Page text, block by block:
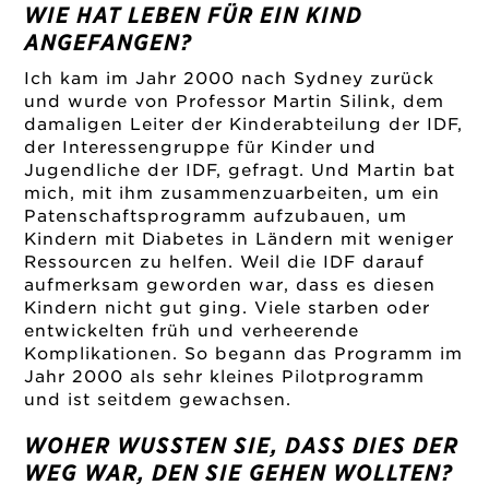
WIE HAT LEBEN FÜR EIN KIND
ANGEFANGEN?
Ich kam im Jahr 2000 nach Sydney zurück
und wurde von Professor Martin Silink, dem
damaligen Leiter der Kinderabteilung der IDF,
der Interessengruppe für Kinder und
Jugendliche der IDF, gefragt. Und Martin bat
mich, mit ihm zusammenzuarbeiten, um ein
Patenschaftsprogramm aufzubauen, um
Kindern mit Diabetes in Ländern mit weniger
Ressourcen zu helfen. Weil die IDF darauf
aufmerksam geworden war, dass es diesen
Kindern nicht gut ging. Viele starben oder
entwickelten früh und verheerende
Komplikationen. So begann das Programm im
Jahr 2000 als sehr kleines Pilotprogramm
und ist seitdem gewachsen.
WOHER WUSSTEN SIE, DASS DIES DER
WEG WAR, DEN SIE GEHEN WOLLTEN?